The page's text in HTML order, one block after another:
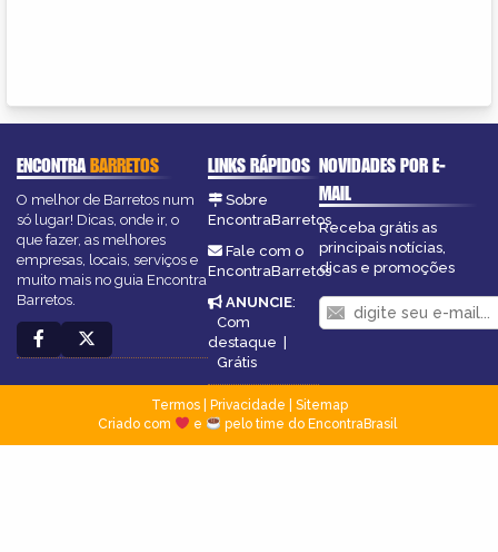
ENCONTRABARRETOS
O melhor de Barretos num
só lugar! Dicas, onde ir, o
que fazer, as melhores
empresas, locais, serviços e
muito mais no guia Encontra
Barretos.
LINKS RÁPIDOS
Sobre
EncontraBarretos
Fale com o
EncontraBarretos
ANUNCIE:
Com
destaque |
Grátis
NOVIDADES POR E-
MAIL
Receba grátis as
principais notícias,
dicas e promoções
Termos| Privacidade
Sitemap
Criado com
e pelo time do EncontraBrasil